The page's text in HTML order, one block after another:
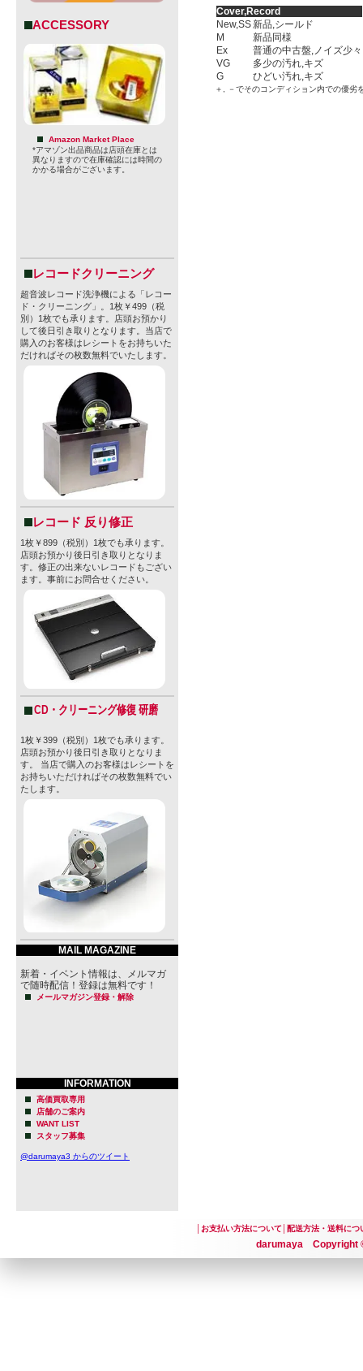
ACCESSORY
Amazon Market Place
*アマゾン出品商品は店頭在庫とは
異なりますので在庫確認には時間の
かかる場合がございます。
レコードクリーニング
超音波レコード洗浄機による「レコー
ド・クリーニング」。1枚￥499（税
別）1枚でも承ります。店頭お預かり
して後日引き取りとなります。当店で
購入のお客様はレシートをお持ちいた
だければその枚数無料でいたします。
レコード 反り修正
1枚￥899（税別）1枚でも承ります。
店頭お預かり後日引き取りとなりま
す。修正の出来ないレコードもござい
ます。事前にお問合せください。
CD・クリーニング修復 研磨
1枚￥399（税別）1枚でも承ります。
店頭お預かり後日引き取りとなりま
す。 当店で購入のお客様はレシートを
お持ちいただければその枚数無料でい
たします。
MAIL MAGAZINE
新着・イベント情報は、メルマガ
で随時配信！登録は無料です！
メールマガジン登録・解除
INFORMATION
高価買取専用
店舗のご案内
WANT LIST
スタッフ募集
@darumaya3 からのツイート
Cover,Record
New,SS新品,シールド
M
新品同様
Ex
普通の中古盤,ノイズ少々
VG
多少の汚れ,キズ
G
ひどい汚れ,キズ
＋, －でそのコンディション内での優劣
お支払い方法について│ 配送方法・送料につ
darumaya Copyright